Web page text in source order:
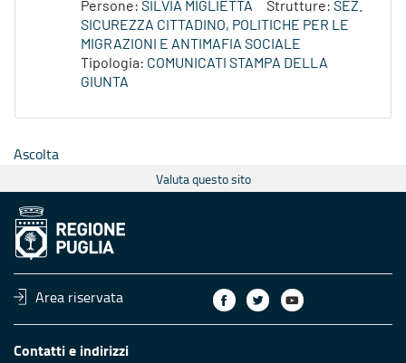
Persone: SILVIA MIGLIETTA Strutture: SEZ.
SICUREZZA CITTADINO, POLITICHE PER LE
MIGRAZIONI E ANTIMAFIA SOCIALE
Tipologia: COMUNICATI STAMPA DELLA
GIUNTA
Ascolta
Valuta questo sito
Area riservata
Contatti e indirizzi